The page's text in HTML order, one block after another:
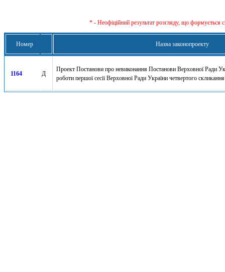
* - Неофіційний результат розгляду, що формується
Номер Назва законопроекту
1164 Д
Проект Постанови про невиконання Постанови Верховної Ради
роботи першої сесії Верховної Ради України четвертого